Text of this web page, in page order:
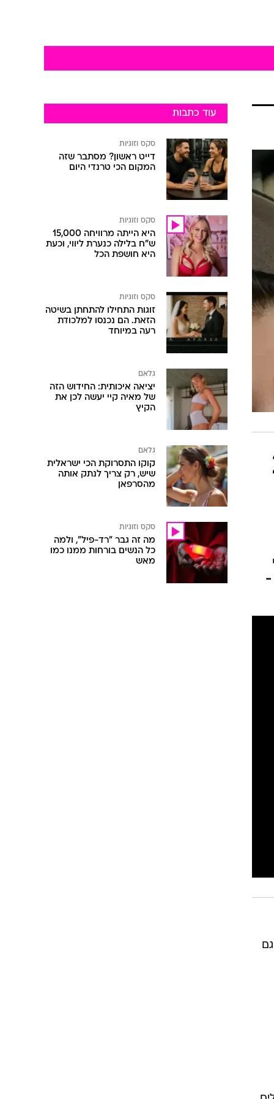
-
עוד כתבות
סקס וזוגיות
דייט ראשון? מסתבר שזה
המקום הכי טרנדי היום
סקס וזוגיות
היא הייתה מרוויחה 15,000
ש"ח בלילה כנערת ליווי, וכעת
היא חושפת הכל
סקס וזוגיות
זוגות התחילו להתחתן בשיטה
הזאת. הם נכנסו למלכודת
רעה במיוחד
גלאם
יציאה איכותית: החידוש הזה
של מאיה קיי יעשה לכן את
הקיץ
גלאם
קוקו התסרוקת הכי ישראלית
שיש, רק צריך לנתק אותה
מהסרפאן
סקס וזוגיות
מה זה גבר "רד-פיל", ולמה
כל הנשים בורחות ממנו כמו
מאש